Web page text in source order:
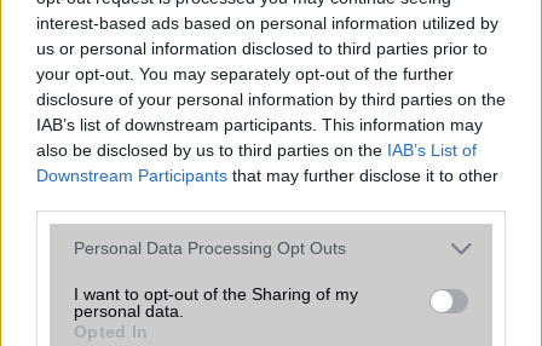
interest-based ads based on personal information utilized by
us or personal information disclosed to third parties prior to
your opt-out. You may separately opt-out of the further
disclosure of your personal information by third parties on the
IAB’s list of downstream participants. This information may
also be disclosed by us to third parties on the IAB’s List of
Downstream Participants that may further disclose it to other
Please note that this website/app uses one or more Google
not limited to your visit or usage behaviour. You may click to
grant or deny consent to Google and its third-party tags to
Personal Data Processing Opt Outs
I want to opt-out of the Sharing of my
personal data.
Opted In
mellett a régóta pletykált hajlítható iPhone Ultra is
bemutatkozhat, miközben az áremelésekről szóló
találgatások továbbra is beárnyékolják a rajtot.
Az Android rejtett automatizmusai: hat
funkció, amely észrevétlenül könnyíti
meg a mindennapokat
2026.06.14 | Android Police
Sok felhasználó külön alkalmazásokra esküszik, pedig az
amelyek maguktól dolgoznak a háttérben.
Ez a rejtett Samsung funkció teljesen